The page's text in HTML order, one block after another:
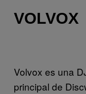
VOLVOX
Volvox es una
principal de